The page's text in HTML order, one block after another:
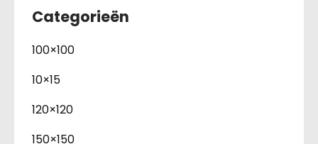
Categorieën
100×100
10×15
120×120
150×150